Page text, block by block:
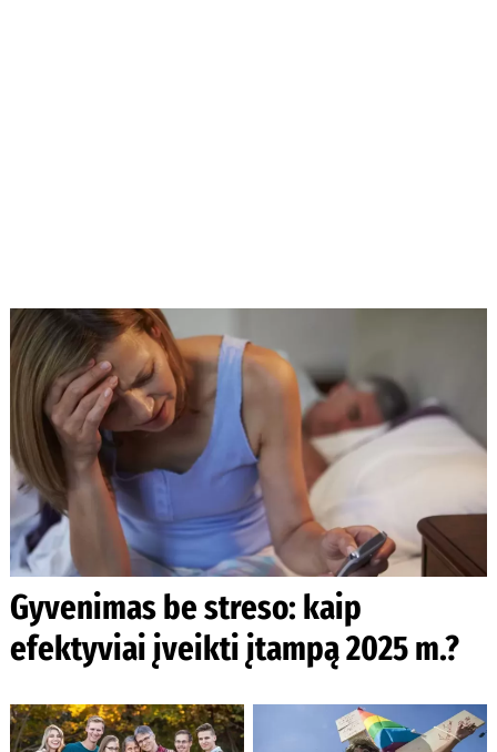
Gyvenimas be streso: kaip
efektyviai įveikti įtampą 2025 m.?